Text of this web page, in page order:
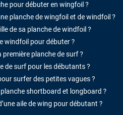
pour débuter en wingfoil ?
planche de wingfoil et de windfoil ?
de sa planche de windfoil ?
windfoil pour débuter ?
planche de surf ?
de surf pour les débutants ?
surfer des petites vagues ?
shortboard et longboard ?
aile de wing pour débutant ?